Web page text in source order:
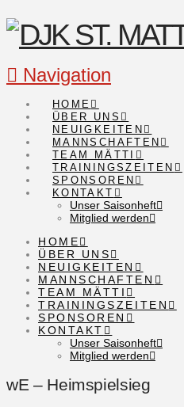
Navigation
HOME
ÜBER UNS
NEUIGKEITEN
MANNSCHAFTEN
TEAM MÄTTI
TRAININGSZEITEN
SPONSOREN
KONTAKT
Unser Saisonheft
Mitglied werden
HOME
ÜBER UNS
NEUIGKEITEN
MANNSCHAFTEN
TEAM MÄTTI
TRAININGSZEITEN
SPONSOREN
KONTAKT
Unser Saisonheft
Mitglied werden
wE – Heimspielsieg